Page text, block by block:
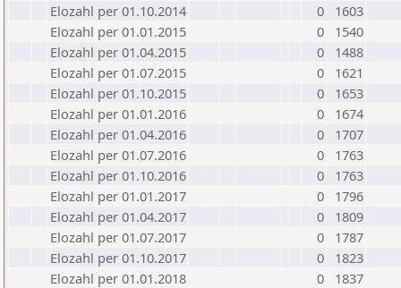
Elozahl per 01.10.2014
0
1603
Elozahl per 01.01.2015
0
1540
Elozahl per 01.04.2015
0
1488
Elozahl per 01.07.2015
0
1621
Elozahl per 01.10.2015
0
1653
Elozahl per 01.01.2016
0
1674
Elozahl per 01.04.2016
0
1707
Elozahl per 01.07.2016
0
1763
Elozahl per 01.10.2016
0
1763
Elozahl per 01.01.2017
0
1796
Elozahl per 01.04.2017
0
1809
Elozahl per 01.07.2017
0
1787
Elozahl per 01.10.2017
0
1823
Elozahl per 01.01.2018
0
1837